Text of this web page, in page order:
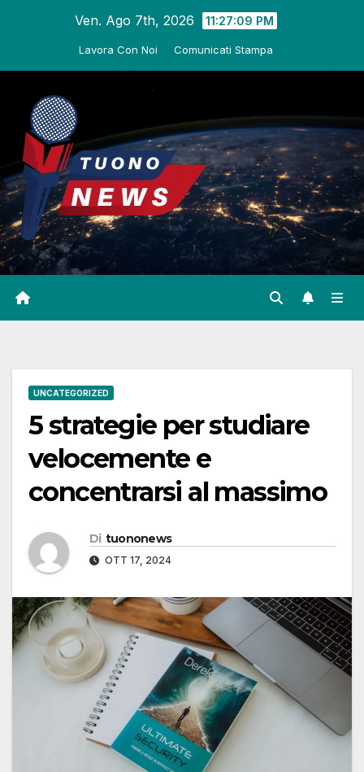
Ven. Ago 7th, 2026 11:27:10 PM
Lavora Con Noi Comunicati Stampa
UNCATEGORIZED
5 strategie per studiare
velocemente e
concentrarsi al massimo
Di tuononews
OTT 17, 2024